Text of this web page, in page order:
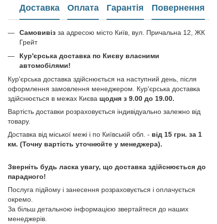
Доставка Оплата Гарантія Повернення
Самовивіз за адресою місто Київ, вул. Причальна 12, ЖК
Грейт
Кур'єрська доставка по Києву власними
автомобілями!
Кур'єрська доставка здійснюється на наступний день, після
оформлення замовлення менеджером. Кур'єрська доставка
здійснюється в межах Києва щодня з 9.00 до 19.00.
Вартість доставки розраховується індивідуально залежно від
товару.
Доставка від міської межі і по Київській обл. - від 15 грн. за 1
км. (Точну вартість уточнюйте у менеджера).
Зверніть будь ласка увагу, що доставка здійснюється до
парадного!
Послуга підйому і занесення розраховується і оплачується
окремо.
За більш детальною інформацією звертайтеся до наших
менеджерів.